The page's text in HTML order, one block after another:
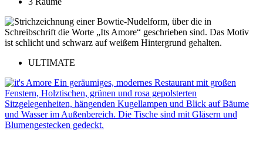
ULTIMATE